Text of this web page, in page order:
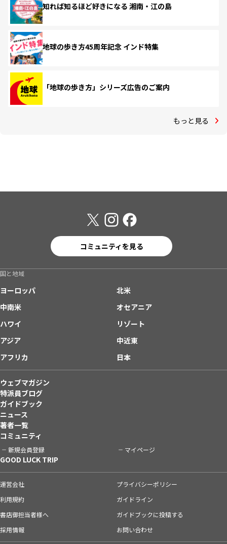
知れば知るほど好きになる 湘南・江の島
地球の歩き方45周年記念 インド特集
「地球の歩き方」シリーズ広告のご案内
もっと見る
コミュニティを見る
国と地域
ヨーロッパ
北米
中南米
オセアニア
ハワイ
リゾート
アジア
中近東
アフリカ
日本
ウェブマガジン
特派員ブログ
ガイドブック
ニュース
著者一覧
コミュニティ
新規会員登録 マイページ
GOOD LUCK TRIP
運営会社
プライバシーポリシー
利用規約
ガイドライン
書店御担当者様へ
ガイドブックに投稿する
採用情報
お問い合わせ